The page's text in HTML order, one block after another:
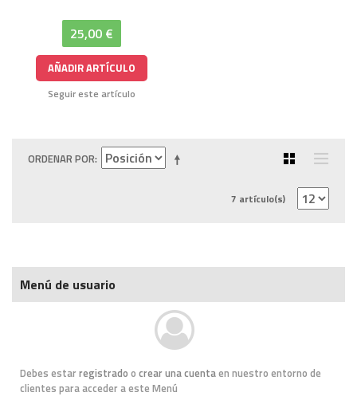
25,00 €
AÑADIR ARTÍCULO
Seguir este artículo
ORDENAR POR
7 artículo(s)
Menú de usuario
Debes estar registrado o crear una cuentaen nuestro entorno de
clientes para acceder a este Menú